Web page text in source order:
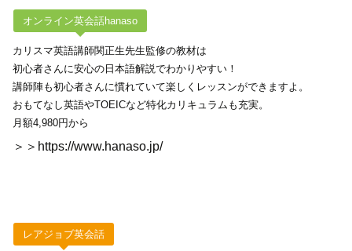
オンライン英会話hanaso
カリスマ英語講師関正生先生監修の教材は
初心者さんに安心の日本語解説でわかりやすい！
講師陣も初心者さんに慣れていて楽しくレッスンができますよ。
おもてなし英語やTOEICなど特化カリキュラムも充実。
月額4,980円から
＞＞https://www.hanaso.jp/
レアジョブ英会話